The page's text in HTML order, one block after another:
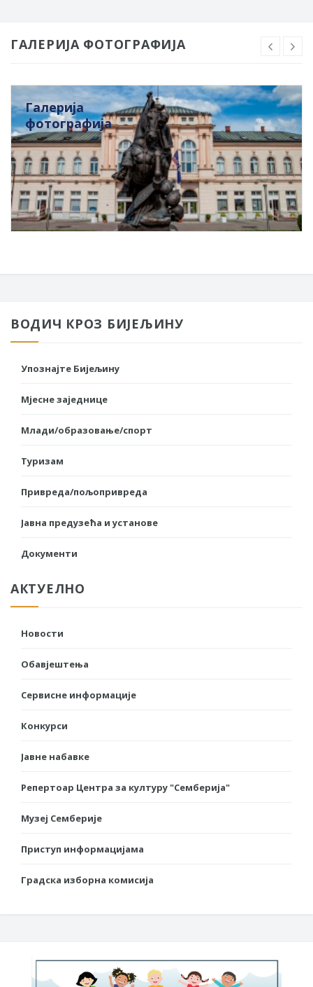
ГАЛЕРИЈА ФОТОГРАФИЈА
Галерија
фотографија
ВОДИЧ КРОЗ БИЈЕЉИНУ
Упознајте Бијељину
Мјесне заједнице
Млади/образовање/спорт
Туризам
Привреда/пољопривреда
Јавна предузећа и установе
Документи
АКТУЕЛНО
Новости
Обавјештења
Сервисне информације
Конкурси
Јавне набавке
Репертоар Центра за културу "Семберија"
Музеј Семберије
Приступ информацијама
Градска изборна комисија